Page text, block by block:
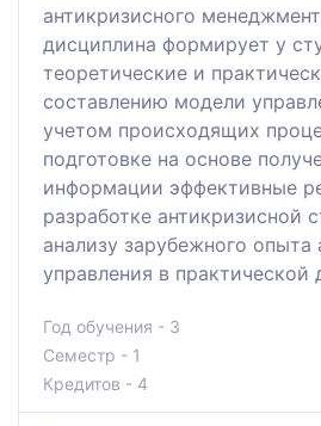
антикризисного
дисциплина формирует у
теоретические и
составлению модели
учетом происходящих
подготовке на основе
информации эффективные
разработке антикризисной
анализу зарубежного опыта
управления в практической
Год обучения - 3
Семестр - 1
Кредитов - 4